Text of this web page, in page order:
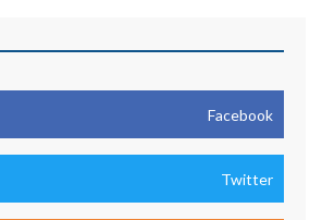
Facebook
Twitter